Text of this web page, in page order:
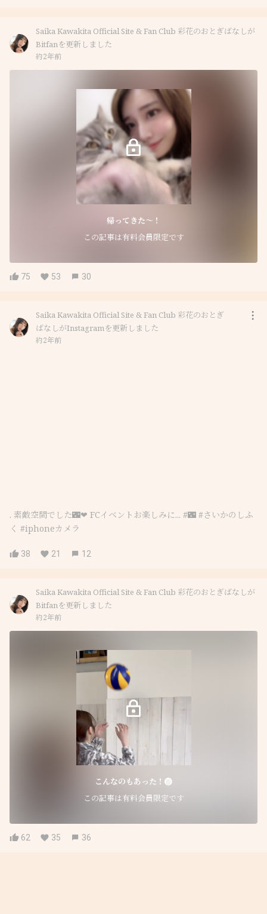
Saika Kawakita Official Site & Fan Club 彩花のおとぎばなしが
Bitfanを更新しました
約2年前
帰ってきた〜！
この記事は有料会員限定です
75 53 30
Saika Kawakita Official Site & Fan Club 彩花のおとぎ
ばなしがInstagramを更新しました
約2年前
. 素敵空間でした🌃‪︎‪︎❤︎‪︎‪︎ FCイベントお楽しみに...‪︎‪︎ #🌃 #さいかのしふ
く #iphoneカメラ
38 21 12
Saika Kawakita Official Site & Fan Club 彩花のおとぎばなしが
Bitfanを更新しました
約2年前
こんなのもあった！🏐
この記事は有料会員限定です
62 35 36